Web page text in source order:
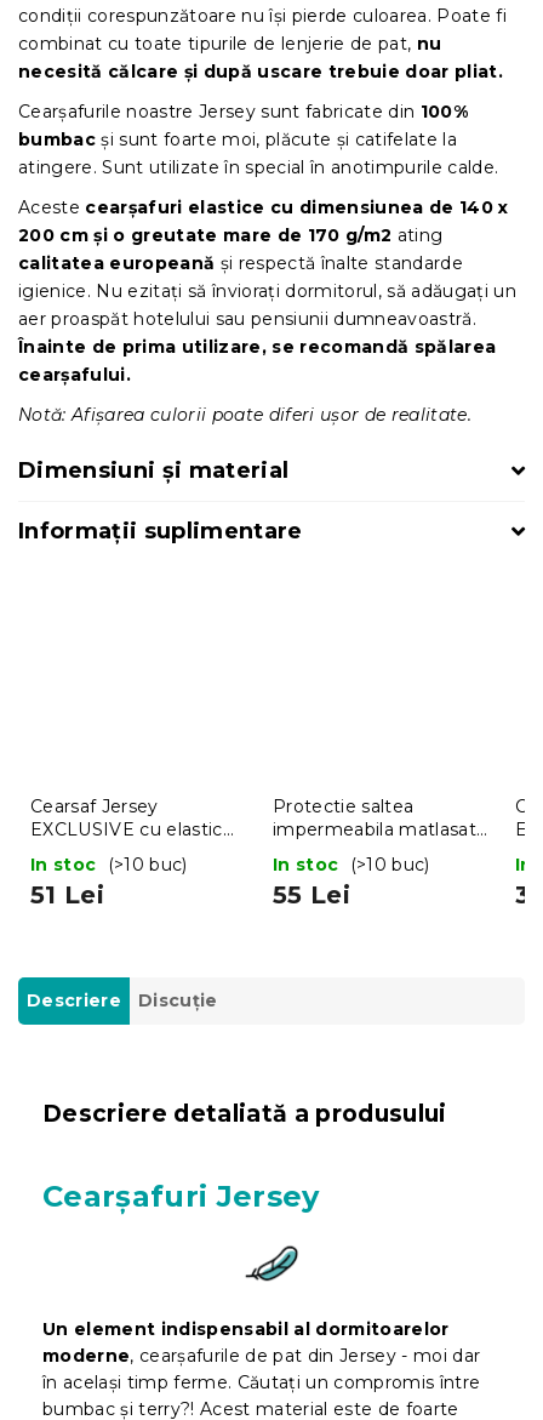
condiții corespunzătoare nu își pierde culoarea. Poate fi
combinat cu toate tipurile de lenjerie de pat, nu
necesită călcare și după uscare trebuie doar pliat.
Cearșafurile noastre Jersey sunt fabricate din 100%
bumbac și sunt foarte moi, plăcute și catifelate la
atingere. Sunt utilizate în special în anotimpurile calde.
Aceste cearșafuri elastice cu dimensiunea de 140 x
200 cm și o greutate mare de 170 g/m2 ating
calitatea europeană și respectă înalte standarde
igienice. Nu ezitați să înviorați dormitorul, să adăugați un
aer proaspăt hotelului sau pensiunii dumneavoastră.
Înainte de prima utilizare, se recomandă spălarea
cearșafului.
Notă: Afișarea culorii poate diferi ușor de realitate.
Dimensiuni și material
Informații suplimentare
Cearsaf Jersey
EXCLUSIVE cu elastic
crem 140 x 200 cm
In stoc (>10 buc)
51 Lei
Protectie saltea
impermeabila matlasata
din jersey BEDLOCK
140 x 200 cm
In stoc (>10 buc)
55 Lei
In
Descriere Discuţie
Descriere detaliată a produsului
Cearșafuri Jersey
Un element indispensabil al dormitoarelor
moderne, cearșafurile de pat din Jersey - moi dar
în același timp ferme. Căutați un compromis între
bumbac și terry?! Acest material este de foarte